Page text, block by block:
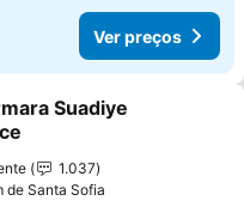
Ver preços
aos favoritos
Suadiye
1.037
de Santa Sofia